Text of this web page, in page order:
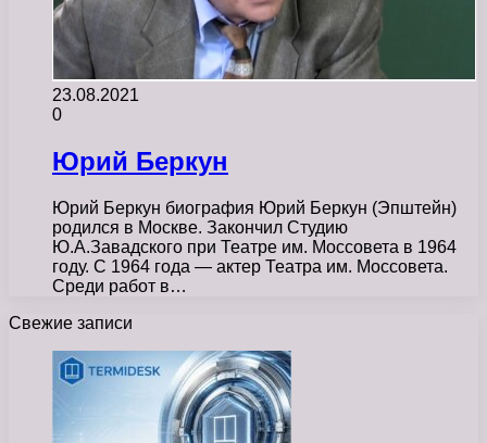
23.08.2021
0
Юрий Беркун
Юрий Беркун биография Юрий Беркун (Эпштейн)
родился в Москве. Закончил Студию
Ю.А.Завадского при Театре им. Моссовета в 1964
году. С 1964 года — актер Театра им. Моссовета.
Среди работ в…
Свежие записи